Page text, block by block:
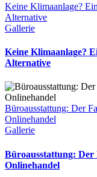
Keine Klimaanlage?
Alternative
Gallerie
Keine Klimaanlage?
Alternative
Büroausstattung: Der
Onlinehandel
Gallerie
Büroausstattung: Der
Onlinehandel